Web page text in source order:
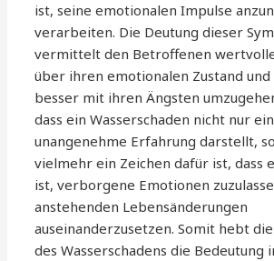
ist, seine emotionalen Impulse
verarbeiten. Die Deutung dieser
vermittelt den Betroffenen
über ihren emotionalen Zustand
besser mit ihren Ängsten
dass ein Wasserschaden nicht nur
unangenehme Erfahrung darstellt,
vielmehr ein Zeichen dafür ist, dass
ist, verborgene Emotionen
anstehenden Lebensänderungen
auseinanderzusetzen. Somit hebt
des Wasserschadens die Bedeutung